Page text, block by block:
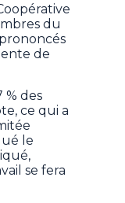
du
de
% des
ce qui a
le
se fera